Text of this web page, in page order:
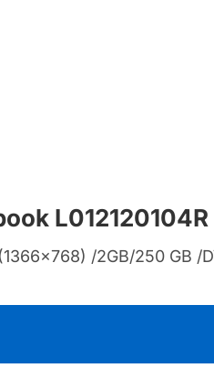
L012120104R
/2GB/250 GB /